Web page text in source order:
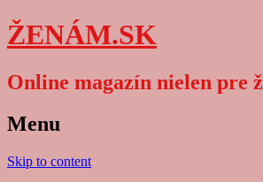
ŽENÁM.SK
Online magazín nielen pre
Menu
Skip to content